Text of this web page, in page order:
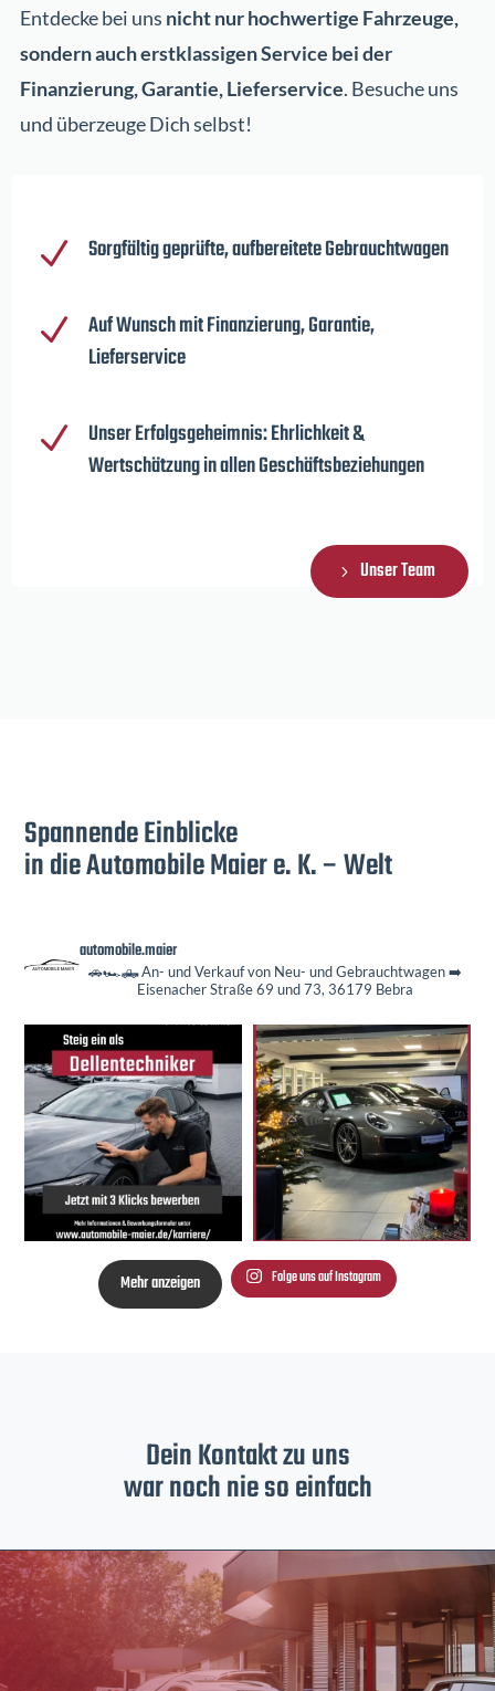
Entdecke bei uns nicht nur hochwertige Fahrzeuge,
sondern auch erstklassigen Service bei der
Finanzierung, Garantie, Lieferservice. Besuche uns
und überzeuge Dich selbst!
N Sorgfältig geprüfte, aufbereitete Gebrauchtwagen
N
Auf Wunsch mit Finanzierung, Garantie,
Lieferservice
N
Unser Erfolgsgeheimnis: Ehrlichkeit &
Wertschätzung in allen Geschäftsbeziehungen
Unser Team
Spannende Einblicke
in die Automobile Maier e. K. – Welt
automobile.maier
🚗🏎️🛻 An- und Verkauf von Neu- und Gebrauchtwagen➡️
Eisenacher Straße 69 und 73, 36179 Bebra
Mehr anzeigen Folge uns auf Instagram
Dein Kontakt zu uns
war noch nie so einfach